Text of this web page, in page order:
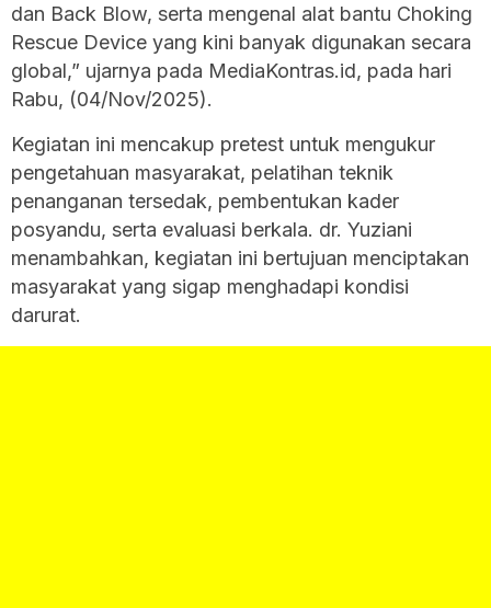
dan Back Blow, serta mengenal alat bantu Choking
Rescue Device yang kini banyak digunakan secara
global,” ujarnya pada MediaKontras.id, pada hari
Rabu, (04/Nov/2025).
Kegiatan ini mencakup pretest untuk mengukur
pengetahuan masyarakat, pelatihan teknik
penanganan tersedak, pembentukan kader
posyandu, serta evaluasi berkala. dr. Yuziani
menambahkan, kegiatan ini bertujuan menciptakan
masyarakat yang sigap menghadapi kondisi
darurat.